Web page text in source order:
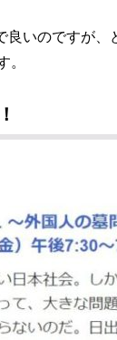
いのですが、
。